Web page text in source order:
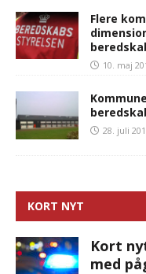
Flere
10. maj
28. juli
KORT NYT
Kort
med